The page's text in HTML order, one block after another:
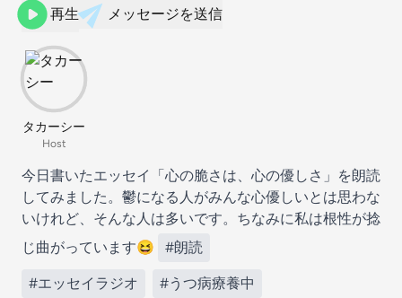
再生 メッセージを送信
タカーシー
Host
今日書いたエッセイ「心の脆さは、心の優しさ」を朗読
してみました。鬱になる人がみんな心優しいとは思わな
いけれど、そんな人は多いです。ちなみに私は根性が捻
じ曲がっています😆
#朗読
#エッセイラジオ #うつ病療養中